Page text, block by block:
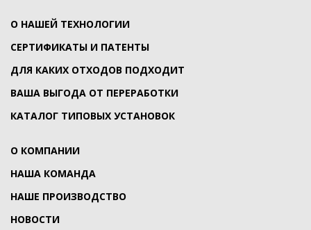
О НАШЕЙ ТЕХНОЛОГИИ
СЕРТИФИКАТЫ И ПАТЕНТЫ
ДЛЯ КАКИХ ОТХОДОВ ПОДХОДИТ
ВАША ВЫГОДА ОТ ПЕРЕРАБОТКИ
КАТАЛОГ ТИПОВЫХ УСТАНОВОК
О КОМПАНИИ
НАША КОМАНДА
НАШЕ ПРОИЗВОДСТВО
НОВОСТИ